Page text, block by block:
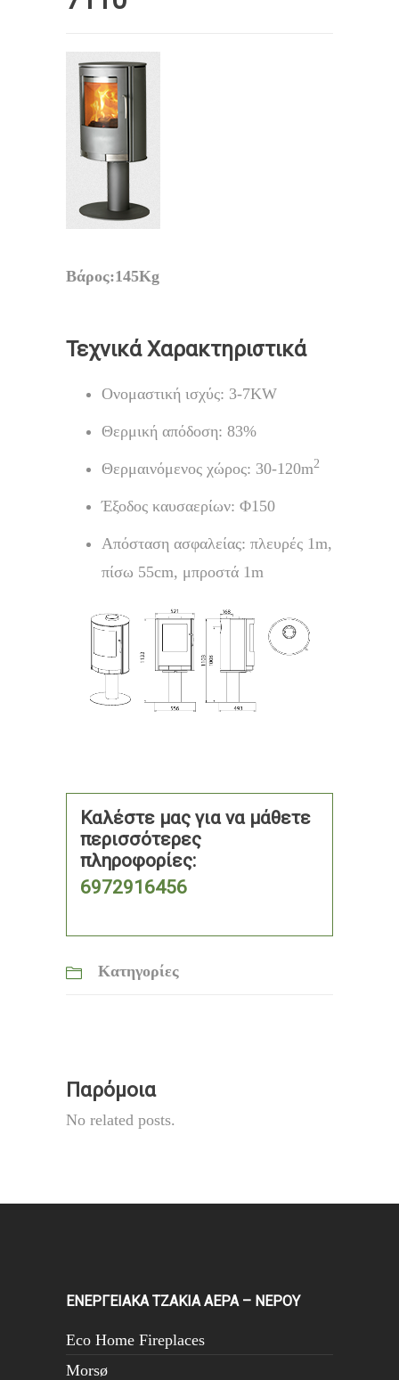
Βάρος:145Kg
Τεχνικά Χαρακτηριστικά
Ονομαστική ισχύς: 3-7KW
Θερμική απόδοση: 83%
Θερμαινόμενος χώρος: 30-120m2
Έξοδος καυσαερίων: Φ150
Απόσταση ασφαλείας: πλευρές 1m,
πίσω 55cm, μπροστά 1m
Καλέστε μας για να μάθετε
περισσότερες
πληροφορίες:
6972916456
Κατηγορίες
Παρόμοια
No related posts.
ΕΝΕΡΓΕΙΑΚΑ ΤΖΑΚΙΑ ΑΕΡΑ – ΝΕΡΟΥ
Eco Home Fireplaces
Morsø